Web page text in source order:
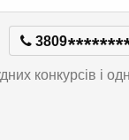
3809*******
конкурсів і